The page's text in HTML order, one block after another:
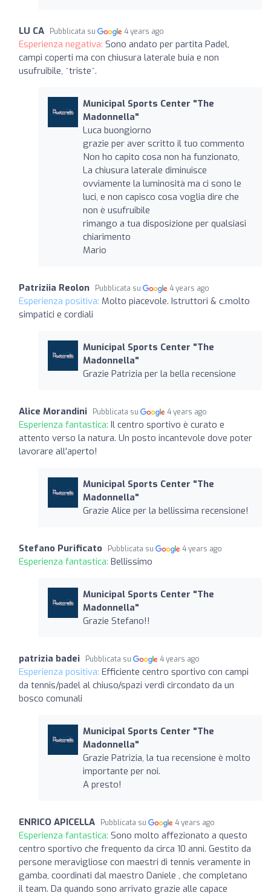
LU CA Pubblicata su 4 years ago
Esperienza negativa: Sono andato per partita Padel,
campi coperti ma con chiusura laterale buia e non
usufruibile, ^triste^.
Municipal Sports Center "The
Madonnella"
Luca buongiorno
grazie per aver scritto il tuo commento
Non ho capito cosa non ha funzionato,
La chiusura laterale diminuisce
ovviamente la luminosità ma ci sono le
luci, e non capisco cosa voglia dire che
non è usufruibile
rimango a tua disposizione per qualsiasi
chiarimento
Mario
Patriziia Reolon Pubblicata su 4 years ago
Esperienza positiva: Molto piacevole. Istruttori & c.molto
simpatici e cordiali
Municipal Sports Center "The
Madonnella"
Grazie Patrizia per la bella recensione
Alice Morandini Pubblicata su 4 years ago
Esperienza fantastica: Il centro sportivo è curato e
attento verso la natura. Un posto incantevole dove poter
lavorare all'aperto!
Municipal Sports Center "The
Madonnella"
Grazie Alice per la bellissima recensione!
Stefano Purificato Pubblicata su 4 years ago
Esperienza fantastica: Bellissimo
Municipal Sports Center "The
Madonnella"
Grazie Stefano!!
patrizia badei Pubblicata su 4 years ago
Esperienza positiva: Efficiente centro sportivo con campi
da tennis/padel al chiuso/spazi verdi circondato da un
bosco comunali
Municipal Sports Center "The
Madonnella"
Grazie Patrizia, la tua recensione è molto
importante per noi.
A presto!
ENRICO APICELLA Pubblicata su 4 years ago
Esperienza fantastica: Sono molto affezionato a questo
centro sportivo che frequento da circa 10 anni. Gestito da
persone meravigliose con maestri di tennis veramente in
gamba, coordinati dal maestro Daniele , che completano
il team. Da quando sono arrivato grazie alle capace